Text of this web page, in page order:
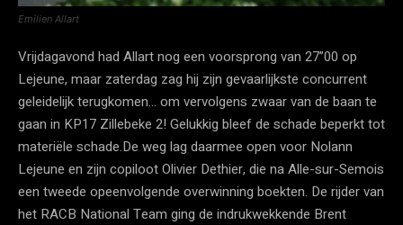
Emilien Allart
Vrijdagavond had Allart nog een voorsprong van 27”00 op
Lejeune, maar zaterdag zag hij zijn gevaarlijkste concurrent
geleidelijk terugkomen… om vervolgens zwaar van de baan te
gaan in KP17 Zillebeke 2! Gelukkig bleef de schade beperkt tot
materiële schade.De weg lag daarmee open voor Nolann
Lejeune en zijn copiloot Olivier Dethier, die na Alle-sur-Semois
een tweede opeenvolgende overwinning boekten. De rijder van
het RACB National Team ging de indrukwekkende Brent